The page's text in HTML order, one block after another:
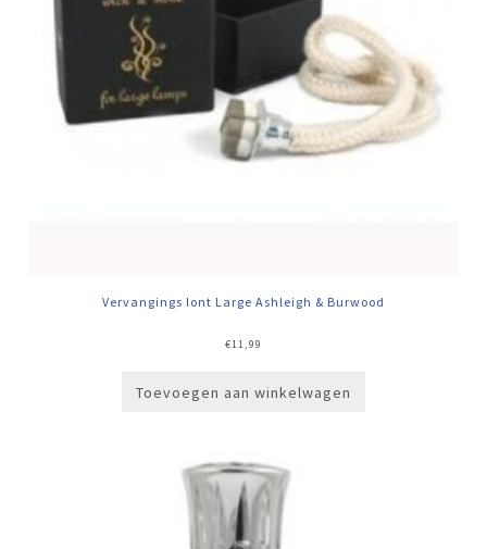
Vervangings lont Large Ashleigh & Burwood
€11,99
Toevoegen aan winkelwagen